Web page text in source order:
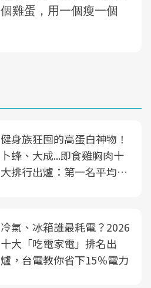
健身族狂囤的高蛋白神物！
卜蜂、大成...即食雞胸肉十
大排行出爐：第一名平均一
冷氣、冰箱誰最耗電？2026
十大「吃電家電」排名出
爐，台電教你省下15％電力